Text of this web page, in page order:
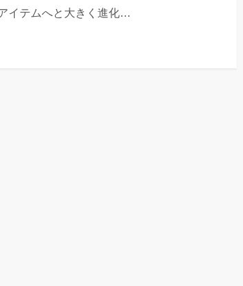
イテムへと大きく進化…